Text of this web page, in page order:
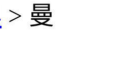
> 曼